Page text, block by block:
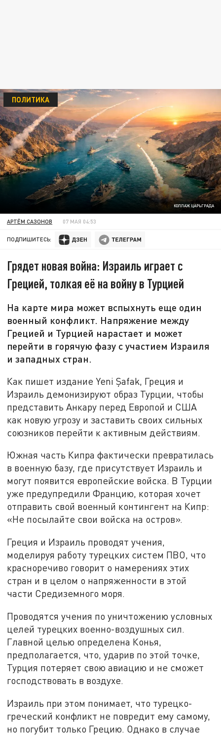
КОЛЛАЖ ЦАРЬГРАДА
ПОЛИТИКА
АРТЁМ САЗОНОВ 07 МАЯ 04:53
ПОДПИШИТЕСЬ:
Грядет новая война: Израиль играет с
Грецией, толкая её на войну в Турцией
На карте мира может вспыхнуть еще один
военный конфликт. Напряжение между
Грецией и Турцией нарастает и может
перейти в горячую фазу с участием Израиля
и западных стран.
Как пишет издание Yeni Şafak, Греция и
Израиль демонизируют образ Турции, чтобы
представить Анкару перед Европой и США
как новую угрозу и заставить своих сильных
союзников перейти к активным действиям.
Южная часть Кипра фактически превратилась
в военную базу, где присутствует Израиль и
могут появится европейские войска. В Турции
уже предупредили Францию, которая хочет
отправить свой военный контингент на Кипр:
«Не посылайте свои войска на остров».
Греция и Израиль проводят учения,
моделируя работу турецких систем ПВО, что
красноречиво говорит о намерениях этих
стран и в целом о напряженности в этой
части Средиземного моря.
Проводятся учения по уничтожению условных
целей турецких военно-воздушных сил.
Главной целью определена Конья,
предполагается, что, ударив по этой точке,
Турция потеряет свою авиацию и не сможет
господствовать в воздухе.
Израиль при этом понимает, что турецко-
греческий конфликт не повредит ему самому,
но погубит только Грецию. Однако в случае